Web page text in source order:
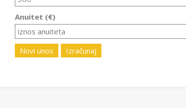
Anuitet (€)
Novi unos Izračunaj